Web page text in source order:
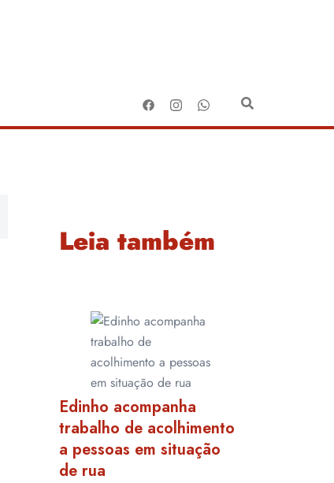
Leia também
Edinho acompanha
trabalho de acolhimento
a pessoas em situação
de rua